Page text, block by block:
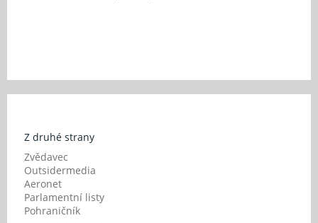
Z druhé strany
Zvědavec
Outsidermedia
Aeronet
Parlamentní listy
Pohraničník